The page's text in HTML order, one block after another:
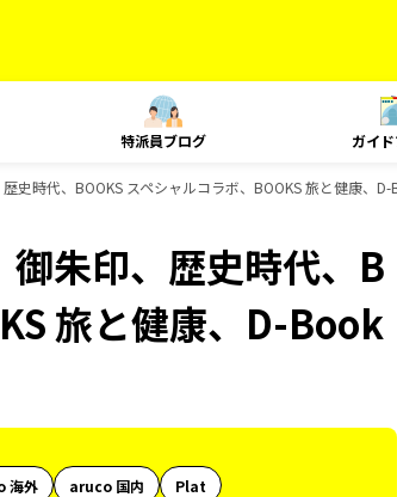
特派員ブログ ガイ
史時代、BOOKS スペシャルコラボ、BOOKS 旅と健康、
朱印、歴史時代、B
旅と健康、D-Book
海外 aruco 国内
Plat